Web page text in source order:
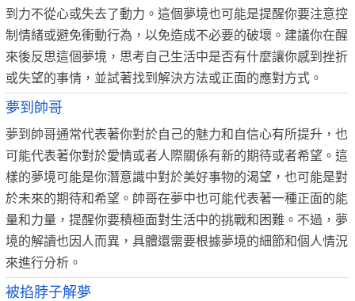
到力不從心或失去了動力。這個夢境也可能是提醒你要注意控
制情緒或避免衝動行為，以免造成不必要的破壞。建議你在醒
來後反思這個夢境，思考自己生活中是否有什麼讓你感到挫折
或失望的事情，並試著找到解決方法或正面的應對方式。
夢到帥哥
夢到帥哥通常代表著你對於自己的魅力和自信心有所提升，也
可能代表著你對於愛情或者人際關係有新的期待或者希望。這
樣的夢境可能是你潛意識中對於美好事物的渴望，也可能是對
於未來的期待和希望。帥哥在夢中也可能代表著一種正面的能
量和力量，提醒你要積極面對生活中的挑戰和困難。不過，夢
境的解讀也因人而異，具體還需要根據夢境的細節和個人情況
來進行分析。
被掐脖子解夢